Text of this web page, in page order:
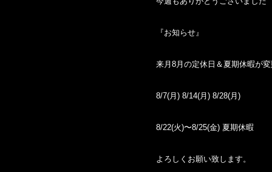
『お知らせ』
来月8月の定休日＆夏期休暇が
8/7(月) 8/14(月) 8/28(月)
8/22(火)〜8/25(金) 夏期休暇
よろしくお願い致します。